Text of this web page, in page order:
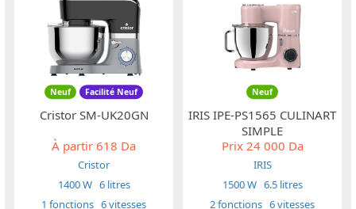
Neuf Facilité Neuf
Cristor SM-UK20GN
À partir 618 Da
Cristor
1400 W 6 litres
1 fonctions 6 vitesses
Neuf
IRIS IPE-PS1565 CULINART
SIMPLE
Prix24 000 Da
IRIS
1500 W 6.5 litres
2 fonctions 6 vitesses